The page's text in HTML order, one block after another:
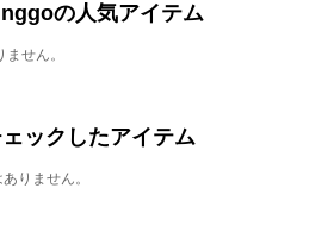
の人気アイテム
せん。
ックしたアイテム
りません。